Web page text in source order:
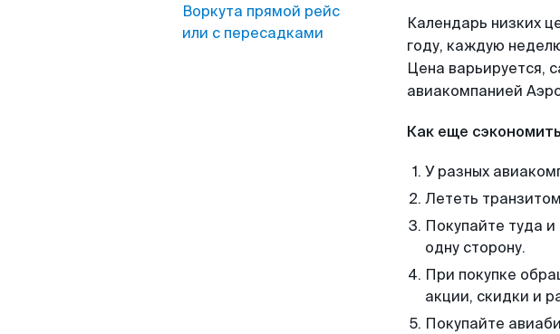
Воркута прямой рейс
или с пересадками
Календарь низких
году, каждую
Цена варьируется,
авиакомпанией
Как еще
У разных
Лететь
Покупайте туда
одну сторону.
При покупке
акции, скидки и
Покупайте